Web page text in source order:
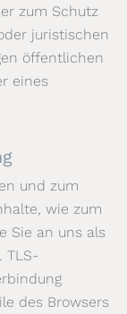
zum Schutz
juristischen
öffentlichen
eines
und zum
wie zum
Sie an uns als
TLS-
des Browsers